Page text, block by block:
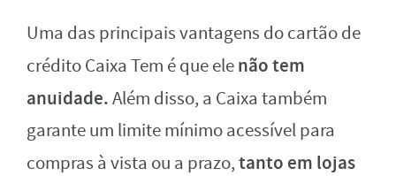
Uma das principais vantagens do cartão de
crédito Caixa Tem é que elenão tem
anuidade.Além disso, a Caixa também
garante um limite mínimo acessível para
compras à vista ou a prazo,tanto em lojas